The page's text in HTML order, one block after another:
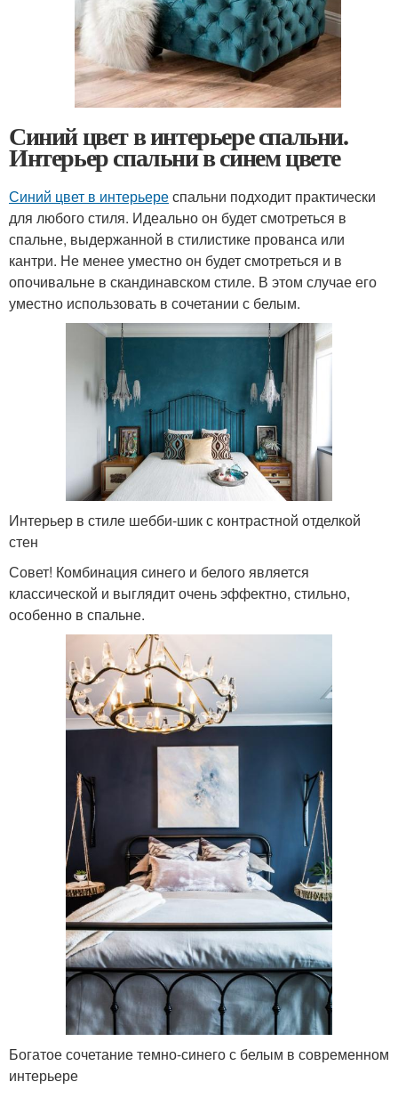
Синий цвет в интерьере спальни.
Интерьер спальни в синем цвете
Синий цвет в интерьереспальни подходит практически
для любого стиля. Идеально он будет смотреться в
спальне, выдержанной в стилистике прованса или
кантри. Не менее уместно он будет смотреться и в
опочивальне в скандинавском стиле. В этом случае его
уместно использовать в сочетании с белым.
Интерьер в стиле шебби-шик с контрастной отделкой
стен
Совет! Комбинация синего и белого является
классической и выглядит очень эффектно, стильно,
особенно в спальне.
Богатое сочетание темно-синего с белым в современном
интерьере